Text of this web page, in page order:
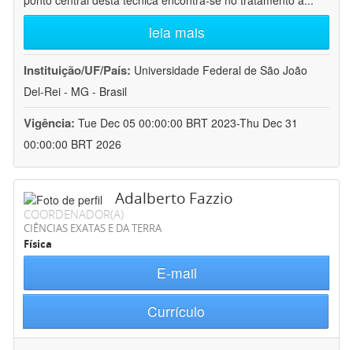
leia mais
Instituição/UF/País: Universidade Federal de São João
Del-Rei - MG - Brasil
Vigência: Tue Dec 05 00:00:00 BRT 2023-Thu Dec 31
00:00:00 BRT 2026
Adalberto Fazzio
COORDENADOR(A)
CIÊNCIAS EXATAS E DA TERRA
Física
E-mail
Currículo